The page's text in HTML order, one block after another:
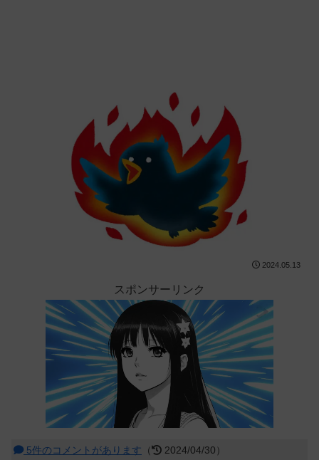
2024.05.13
スポンサーリンク
5件のコメントがあります （ 2024/04/30）